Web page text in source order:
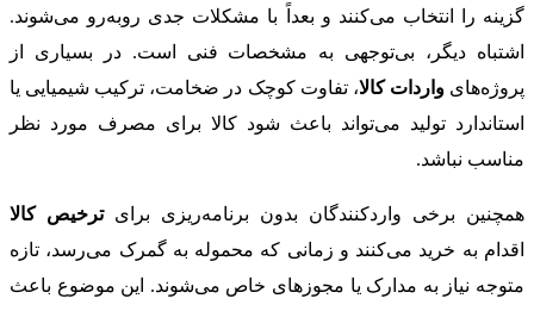
گزینه را انتخاب می‌کنند و بعداً با مشکلات جدی روبه‌رو می‌شوند.
اشتباه دیگر، بی‌توجهی به مشخصات فنی است. در بسیاری از
پروژه‌هایواردات کالا، تفاوت کوچک در ضخامت، ترکیب شیمیایی یا
استاندارد تولید می‌تواند باعث شود کالا برای مصرف مورد نظر
مناسب نباشد.
همچنین برخی واردکنندگان بدون برنامه‌ریزی برایترخیص کالا
اقدام به خرید می‌کنند و زمانی که محموله به گمرک می‌رسد، تازه
متوجه نیاز به مدارک یا مجوزهای خاص می‌شوند. این موضوع باعث